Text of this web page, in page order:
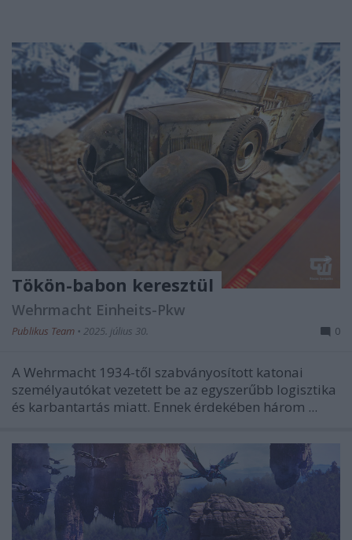
Tökön-babon keresztül
Wehrmacht Einheits-Pkw
Publikus Team • 2025. július 30. 0
A Wehrmacht 1934-től szabványosított katonai
személyautókat vezetett be az egyszerűbb logisztika
és karbantartás miatt. Ennek érdekében három ...